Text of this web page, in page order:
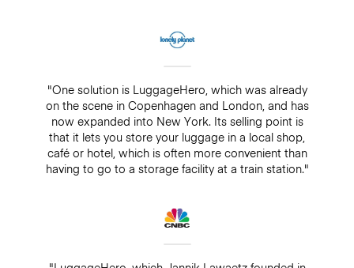
"One solution is LuggageHero, which was already
on the scene in Copenhagen and London, and has
now expanded into New York. Its selling point is
that it lets you store your luggage in a local shop,
café or hotel, which is often more convenient than
having to go to a storage facility at a train station."